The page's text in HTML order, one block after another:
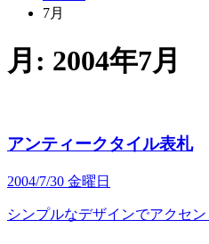
7月
月: 2004年7月
アンティークタイル表札
2004/7/30 金曜日
シンプルなデザインでアクセ